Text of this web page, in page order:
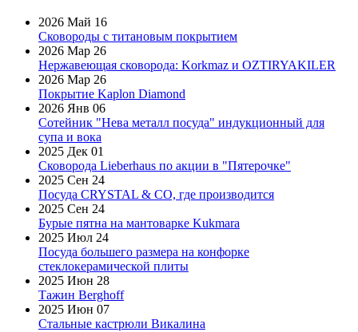
2026 Май 16
Сковороды с титановым покрытием
2026 Мар 26
Нержавеющая сковорода: Korkmaz и OZTIRYAKILER
2026 Мар 26
Покрытие Kaplon Diamond
2026 Янв 06
Сотейник "Нева металл посуда" индукционный для
супа и вока
2025 Дек 01
Сковорода Lieberhaus по акции в "Пятерочке"
2025 Сен 24
Посуда CRYSTAL & CO, где производится
2025 Сен 24
Бурые пятна на мантоварке Kukmara
2025 Июл 24
Посуда большего размера на конфорке
стеклокерамической плиты
2025 Июн 28
Тажин Berghoff
2025 Июн 07
Стальные кастрюли Викалина